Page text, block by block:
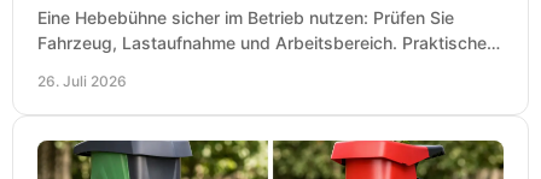
Eine Hebebühne sicher im Betrieb nutzen: Prüfen Sie
Fahrzeug, Lastaufnahme und Arbeitsbereich. Praktische
26. Juli 2026